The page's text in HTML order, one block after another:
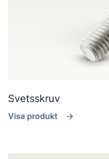
Svetsskruv
Visa produkt